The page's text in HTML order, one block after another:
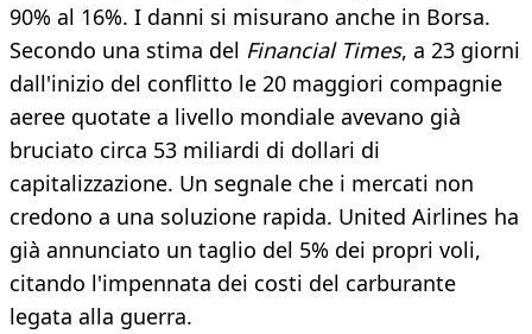
90% al 16%. I danni si misurano anche in Borsa.
Secondo una stima del Financial Times, a 23 giorni
dall'inizio del conflitto le 20 maggiori compagnie
aeree quotate a livello mondiale avevano già
bruciato circa 53 miliardi di dollari di
capitalizzazione. Un segnale che i mercati non
credono a una soluzione rapida. United Airlines ha
già annunciato un taglio del 5% dei propri voli,
citando l'impennata dei costi del carburante
legata alla guerra.